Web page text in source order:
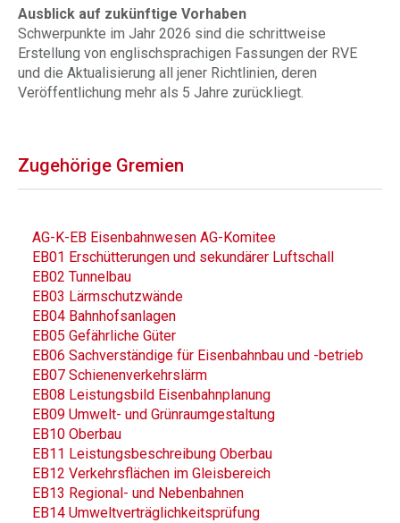
Ausblick auf zukünftige Vorhaben
Schwerpunkte im Jahr 2026 sind die schrittweise
Erstellung von englischsprachigen Fassungen der RVE
und die Aktualisierung all jener Richtlinien, deren
Veröffentlichung mehr als 5 Jahre zurückliegt.
Zugehörige Gremien
AG-K-EB Eisenbahnwesen AG-Komitee
EB01 Erschütterungen und sekundärer Luftschall
EB02 Tunnelbau
EB03 Lärmschutzwände
EB04 Bahnhofsanlagen
EB05 Gefährliche Güter
EB06 Sachverständige für Eisenbahnbau und -betrieb
EB07 Schienenverkehrslärm
EB08 Leistungsbild Eisenbahnplanung
EB09 Umwelt- und Grünraumgestaltung
EB10 Oberbau
EB11 Leistungsbeschreibung Oberbau
EB12 Verkehrsflächen im Gleisbereich
EB13 Regional- und Nebenbahnen
EB14 Umweltverträglichkeitsprüfung